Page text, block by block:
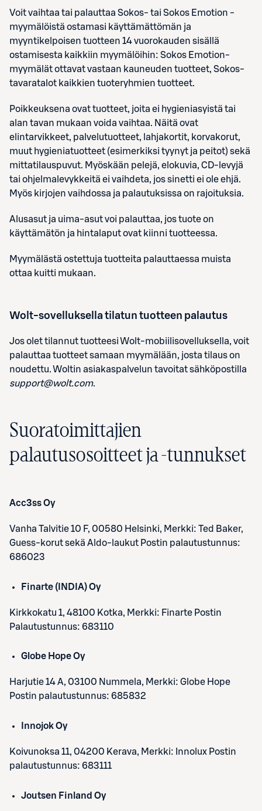
Voit vaihtaa tai palauttaa Sokos- tai Sokos Emotion -
myymälöistä ostamasi käyttämättömän ja
myyntikelpoisen tuotteen 14 vuorokauden sisällä
ostamisesta kaikkiin myymälöihin: Sokos Emotion-
myymälät ottavat vastaan kauneuden tuotteet, Sokos-
tavaratalot kaikkien tuoteryhmien tuotteet​.
Poikkeuksena ovat tuotteet, joita ei hygieniasyistä tai
alan tavan mukaan voida vaihtaa. Näitä ovat
elintarvikkeet, palvelutuotteet, lahjakortit, korvakorut,
muut hygieniatuotteet (esimerkiksi tyynyt ja peitot) sekä
mittatilauspuvut. Myöskään pelejä, elokuvia, CD-levyjä
tai ohjelmalevykkeitä ei vaihdeta, jos sinetti ei ole ehjä.
Myös kirjojen vaihdossa ja palautuksissa on rajoituksia.
Alusasut ja uima-asut voi palauttaa, jos tuote on
käyttämätön ja hintalaput ovat kiinni tuotteessa.
Myymälästä ostettuja tuotteita palauttaessa muista
ottaa kuitti mukaan.
Wolt-sovelluksella tilatun tuotteen palautus
Jos olet tilannut tuotteesi Wolt-mobiilisovelluksella, voit
palauttaa tuotteet samaan myymälään, josta tilaus on
noudettu. Woltin asiakaspalvelun tavoitat sähköpostilla
support@wolt.com.
Suoratoimittajien
palautusosoitteet ja -tunnukset
Acc3ss Oy
Vanha Talvitie 10 F, 00580 Helsinki, Merkki: Ted Baker,
Guess-korut sekä Aldo-laukut Postin palautustunnus:
686023
Finarte (INDIA) Oy
Kirkkokatu 1, 48100 Kotka, Merkki: Finarte Postin
Palautustunnus: 683110
Globe Hope Oy
Harjutie 14 A, 03100 Nummela, Merkki: Globe Hope
Postin palautustunnus: 685832
Innojok Oy
Koivunoksa 11, 04200 Kerava, Merkki: Innolux Postin
palautustunnus: 683111
Joutsen Finland Oy